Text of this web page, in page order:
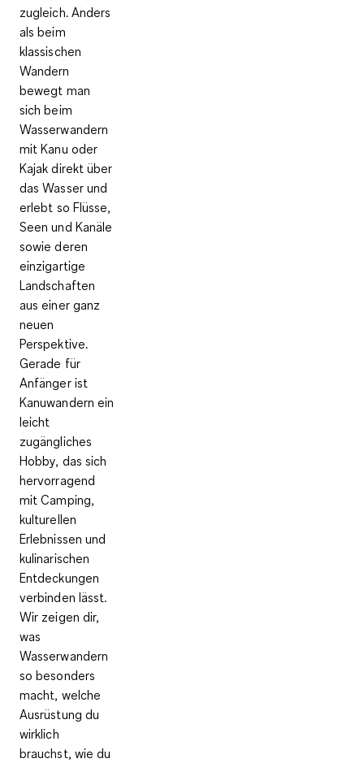
zugleich. Anders
als beim
klassischen
Wandern
bewegt man
sich beim
Wasserwandern
mit Kanu oder
Kajak direkt über
das Wasser und
erlebt so Flüsse,
Seen und Kanäle
sowie deren
einzigartige
Landschaften
aus einer ganz
neuen
Perspektive.
Gerade für
Anfänger ist
Kanuwandern ein
leicht
zugängliches
Hobby, das sich
hervorragend
mit Camping,
kulturellen
Erlebnissen und
kulinarischen
Entdeckungen
verbinden lässt.
Wir zeigen dir,
was
Wasserwandern
so besonders
macht, welche
Ausrüstung du
wirklich
brauchst, wie du